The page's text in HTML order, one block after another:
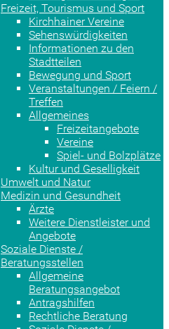
Freizeit, Tourismus und Sport
Kirchhainer Vereine
Sehenswürdigkeiten
Informationen zu den
Stadtteilen
Bewegung und Sport
Veranstaltungen / Feiern /
Treffen
Allgemeines
Freizeitangebote
Vereine
Spiel- und Bolzplätze
Kultur und Geselligkeit
Umwelt und Natur
Medizin und Gesundheit
Ärzte
Weitere Dienstleister und
Angebote
Soziale Dienste /
Beratungsstellen
Allgemeine
Beratungsangebot
Antragshilfen
Rechtliche Beratung